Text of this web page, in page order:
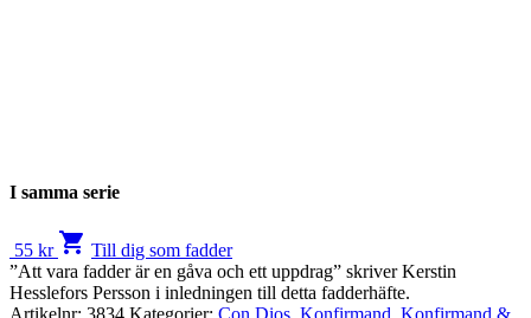
I samma serie
55 kr shopping_cart Till dig som fadder
”Att vara fadder är en gåva och ett uppdrag” skriver Kerstin
Hesslefors Persson i inledningen till detta fadderhäfte.